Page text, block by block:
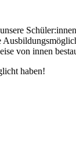
von innen
haben!